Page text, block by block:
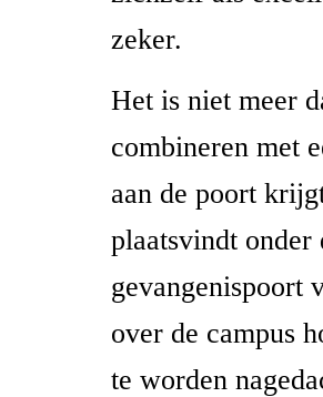
zeker.
Het is niet meer
combineren met
aan de poort
plaatsvindt
gevangenispoort
over de campus
te worden